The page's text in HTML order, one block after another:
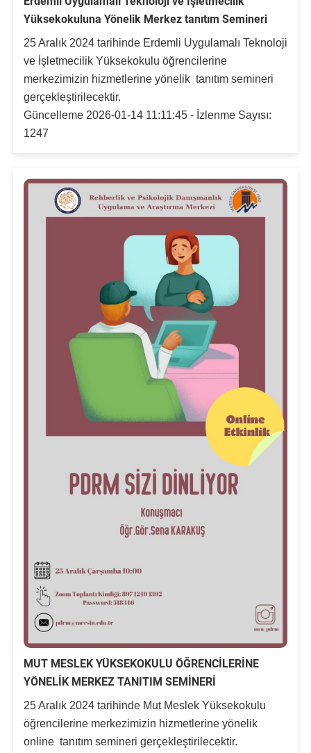
Yüksekokuluna Yönelik Merkez tanıtım Semineri
25 Aralık 2024 tarihinde Erdemli Uygulamalı Teknoloji
ve İşletmecilik Yüksekokulu öğrencilerine
merkezimizin hizmetlerine yönelik tanıtım semineri
gerçekleştirilecektir.
Güncelleme 2026-01-14 11:11:45 - İzlenme Sayısı:
1247
MUT MESLEK YÜKSEKOKULU ÖĞRENCİLERİNE
YÖNELİK MERKEZ TANITIM SEMİNERİ
25 Aralık 2024 tarihinde Mut Meslek Yüksekokulu
öğrencilerine merkezimizin hizmetlerine yönelik
online tanıtım semineri gerçekleştirilecektir.